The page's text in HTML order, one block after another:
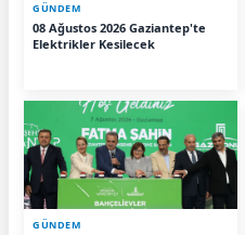
GÜNDEM
08 Ağustos 2026 Gaziantep'te
Elektrikler Kesilecek
GÜNDEM